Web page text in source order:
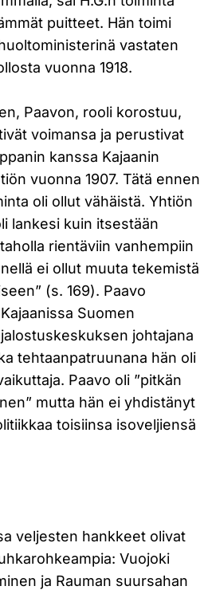
puitteet. Hän toimi
vastaten
vuonna 1918.
Paavon, rooli korostuu,
voimansa ja perustivat
kanssa Kajaanin
vuonna 1907. Tätä ennen
oli ollut vähäistä. Yhtiön
lankesi kuin itsestään
rientäviin vanhempiin
ei ollut muuta tekemistä
(s. 169). Paavo
Suomen
johtajana
tehtaanpatruunana hän oli
Paavo oli ”pitkän
mutta hän ei yhdistänyt
toisiinsa isoveljiensä
veljesten hankkeet olivat
Vuojoki
ja Rauman suursahan